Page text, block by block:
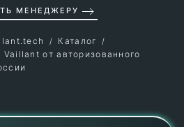
МЕНЕДЖЕРУ
Каталог
от авторизованного